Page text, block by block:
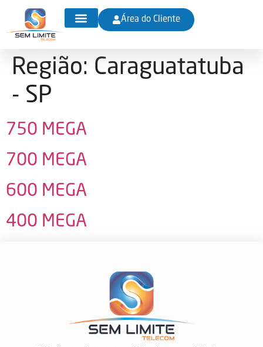
Área do Cliente
Região: Caraguatatuba
- SP
750 MEGA
700 MEGA
600 MEGA
400 MEGA
Chamar no WhatsApp